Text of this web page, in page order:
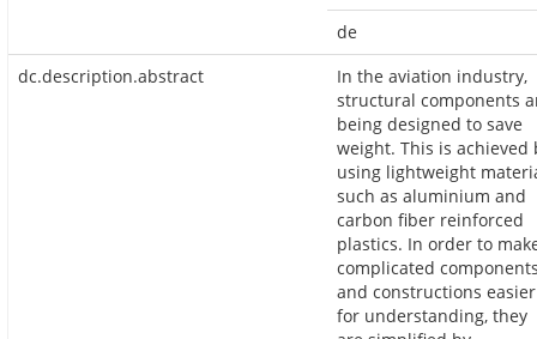
de
dc.description.abstract
In the aviation industry,
structural components
being designed to save
weight. This is achieved
using lightweight
such as aluminium and
carbon fiber reinforced
plastics. In order to
complicated
and constructions easier
for understanding, they